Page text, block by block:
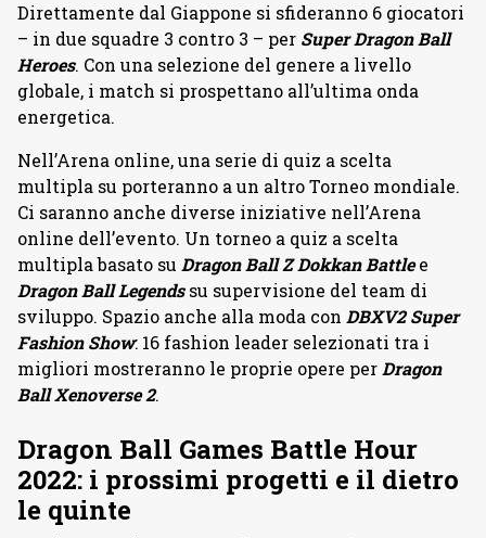
Direttamente dal Giappone si sfideranno 6 giocatori
– in due squadre 3 contro 3 – per Super Dragon Ball
Heroes. Con una selezione del genere a livello
globale, i match si prospettano all’ultima onda
energetica.
Nell’Arena online, una serie di quiz a scelta
multipla su porteranno a un altro Torneo mondiale.
Ci saranno anche diverse iniziative nell’Arena
online dell’evento. Un torneo a quiz a scelta
multipla basato su Dragon Ball Z Dokkan Battlee
Dragon Ball Legendssu supervisione del team di
sviluppo. Spazio anche alla moda con DBXV2 Super
Fashion Show: 16 fashion leader selezionati tra i
migliori mostreranno le proprie opere perDragon
Ball Xenoverse 2.
Dragon Ball Games Battle Hour
2022: i prossimi progetti e il dietro
le quinte